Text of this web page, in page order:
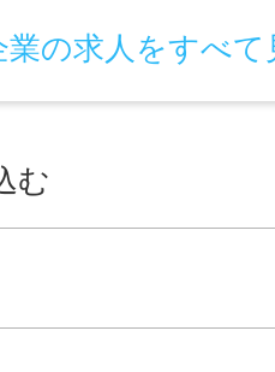
業の求人をすべて
む